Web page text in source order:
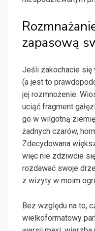
zapasową
Jeśli zakochacie się
(a jest to
jej rozmnożenie.
uciąć fragment
go w wilgotną
żadnych czarów,
Zdecydowana
więc nie zdziwcie
rozdawać swoje
z wizyty w moim
Bez względu na to,
wielkoformatowy